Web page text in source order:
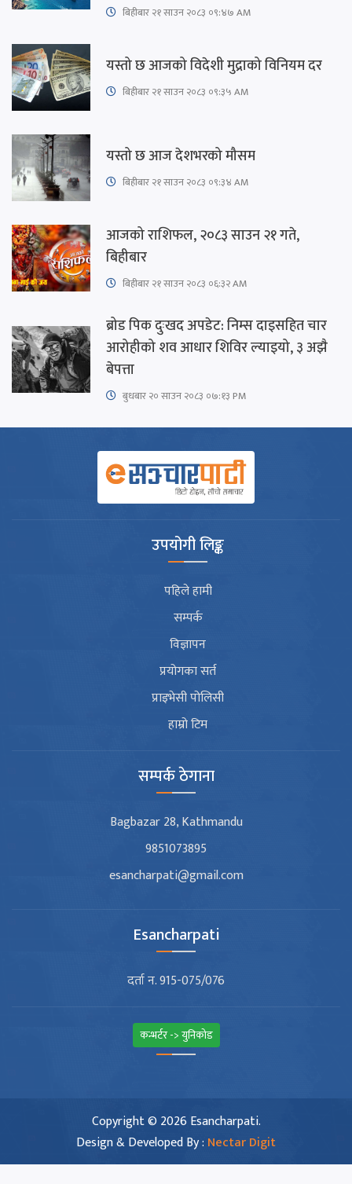
बिहीबार २१ साउन २०८३ ०९:४७ AM
यस्तो छ आजको विदेशी मुद्राको विनियम दर
बिहीबार २१ साउन २०८३ ०९:३५ AM
यस्तो छ आज देशभरको मौसम
बिहीबार २१ साउन २०८३ ०९:३४ AM
आजको राशिफल, २०८३ साउन २१ गते,
बिहीबार
बिहीबार २१ साउन २०८३ ०६:३२ AM
ब्रोड पिक दुःखद अपडेट: निम्स दाइसहित चार
आरोहीको शव आधार शिविर ल्याइयो, ३ अझै
बेपत्ता
बुधबार २० साउन २०८३ ०७:१३ PM
उपयोगी लिङ्क
पहिले हामी
सम्पर्क
विज्ञापन
प्रयोगका सर्त
प्राइभेसी पोलिसी
हाम्रो टिम
सम्पर्क ठेगाना
Bagbazar 28, Kathmandu
9851073895
esancharpati@gmail.com
Esancharpati
दर्ता न. 915-075/076
कन्भर्टर -> युनिकोड
Copyright © 2026 Esancharpati.
Design & Developed By : Nectar Digit